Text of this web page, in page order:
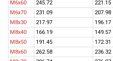
M6x60
245.72 221.15
M6x70
231.09 207.98
M8x30
217.97 196.17
M8x40
166.19 149.57
M8x50
191.45 172.31
M8x60
262.58 236.32